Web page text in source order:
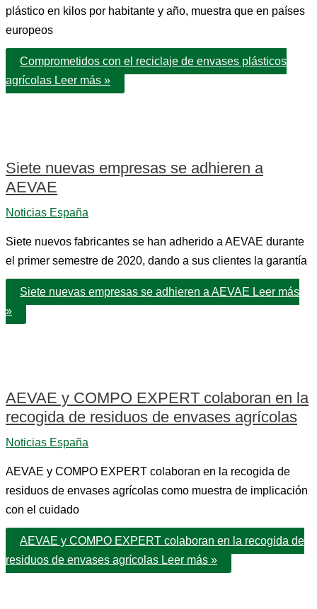
plástico en kilos por habitante y año, muestra que en países
europeos
Comprometidos con el reciclaje de envases plásticos
agrícolas Leer más »
Siete nuevas empresas se adhieren a
AEVAE
Noticias España
Siete nuevos fabricantes se han adherido a AEVAE durante
el primer semestre de 2020, dando a sus clientes la garantía
Siete nuevas empresas se adhieren a AEVAE Leer más
»
AEVAE y COMPO EXPERT colaboran en la
recogida de residuos de envases agrícolas
Noticias España
AEVAE y COMPO EXPERT colaboran en la recogida de
residuos de envases agrícolas como muestra de implicación
con el cuidado
AEVAE y COMPO EXPERT colaboran en la recogida de
residuos de envases agrícolas Leer más »